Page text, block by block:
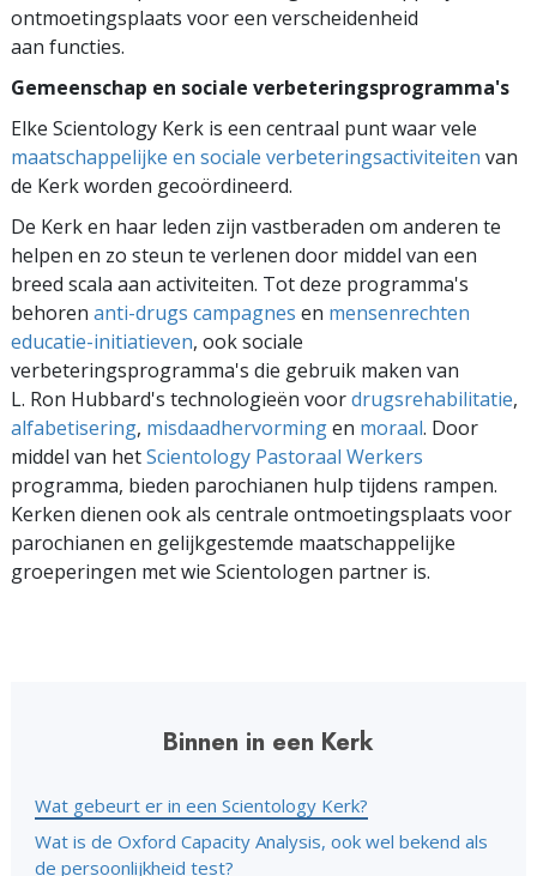
ontmoetingsplaats voor een verscheidenheid
aan functies.
Gemeenschap en sociale verbeteringsprogramma's
Elke Scientology Kerk is een centraal punt waar vele
maatschappelijke en sociale verbeteringsactiviteiten van
de Kerk worden gecoördineerd.
De Kerk en haar leden zijn vastberaden om anderen te
helpen en zo steun te verlenen door middel van een
breed scala aan activiteiten. Tot deze programma's
behoren anti-drugs campagnes en mensenrechten
educatie-initiatieven, ook sociale
verbeteringsprogramma's die gebruik maken van
L. Ron Hubbard's technologieën voordrugsrehabilitatie,
alfabetisering, misdaadhervormingen moraal. Door
middel van hetScientology Pastoraal Werkers
programma, bieden parochianen hulp tijdens rampen.
Kerken dienen ook als centrale ontmoetingsplaats voor
parochianen en gelijkgestemde maatschappelijke
groeperingen met wie Scientologen partner is.
Binnen in een Kerk
Wat gebeurt er in een Scientology Kerk?
Wat is de Oxford Capacity Analysis, ook wel bekend als
de persoonlijkheid test?